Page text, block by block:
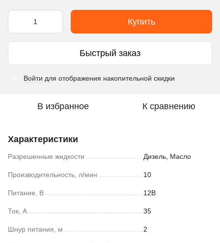
Купить
Быстрый заказ
Войти для отображения накопительной скидки
В избранное К сравнению
Характеристики
Разрешенные жидкости Дизель, Масло
Производительность, л/мин 10
Питание, В 12В
Ток, А 35
Шнур питания, м 2